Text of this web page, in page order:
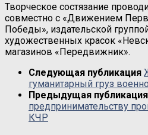
Творческое состязание
совместно с «Движением
Победы», издательской
художественных красок
магазинов «Передвижник».
Следующая публикация
гуманитарный груз
Предыдущая публикация
предпринимательству
КЧР